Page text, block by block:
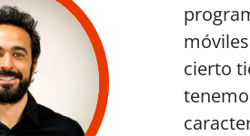
cierto